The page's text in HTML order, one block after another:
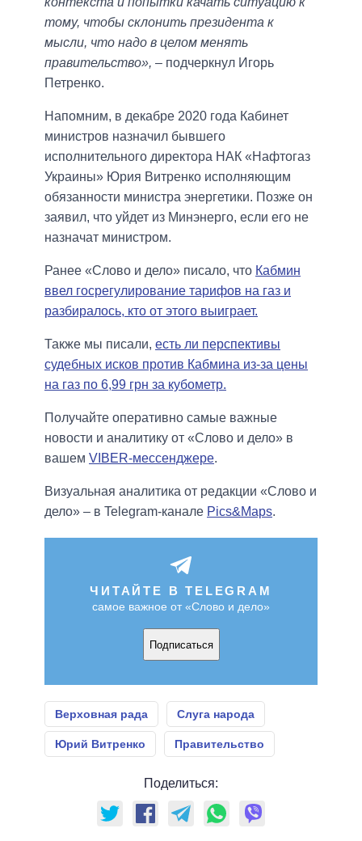
тому, чтобы склонить президента к
мысли, что надо в целом менять
правительство», – подчеркнул Игорь
Петренко.
Напомним, в декабре 2020 года Кабинет
министров назначил бывшего
исполнительного директора НАК «Нафтогаз
Украины» Юрия Витренко исполняющим
обязанности министра энергетики. Позже он
заявил, что уйдет из Минэнерго, если его не
назначат министром.
Ранее «Слово и дело» писало, что Кабмин
ввел госрегулирование тарифов на газ и
разбиралось, кто от этого выиграет.
Также мы писали, есть ли перспективы
судебных исков против Кабмина из-за цены
на газ по 6,99 грн за кубометр.
Получайте оперативно самые важные
новости и аналитику от «Слово и дело» в
вашем VIBER-мессенджере.
Визуальная аналитика от редакции «Слово и
дело» – в Telegram-канале Pics&Maps.
ЧИТАЙТЕ В TELEGRAM
самое важное от «Слово и дело»
Подписаться
Верховная рада Слуга народа
Юрий Витренко Правительство
Поделиться: